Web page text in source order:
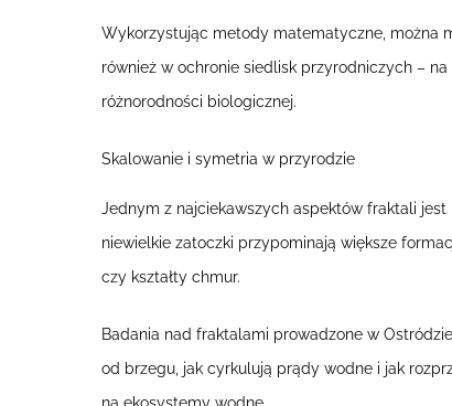
Wykorzystując metody matematyczne, można
również w ochronie siedlisk przyrodniczych –
różnorodności biologicznej.
Skalowanie i symetria w przyrodzie
Jednym z najciekawszych aspektów fraktali
niewielkie zatoczki przypominają większe
czy kształty chmur.
Badania nad fraktalami prowadzone w
od brzegu, jak cyrkulują prądy wodne i jak